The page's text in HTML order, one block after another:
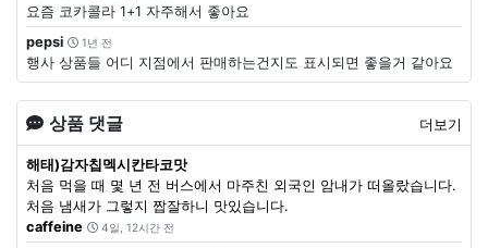
요즘 코카콜라 1+1 자주해서 좋아요
pepsi
1년 전
행사 상품들 어디 지점에서 판매하는건지도 표시되면 좋을거 같아요
상품 댓글 더보기
해태)감자칩멕시칸타코맛
처음 먹을 때 몇 년 전 버스에서 마주친 외국인 암내가 떠올랐습니다.
처음 냄새가 그렇지 짭잘하니 맛있습니다.
caffeine
4일, 12시간 전